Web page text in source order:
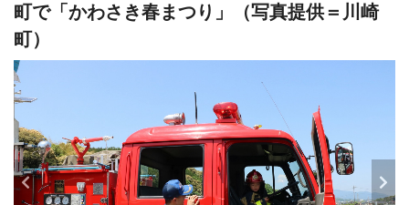
町で「かわさき春まつり」（写真提供＝川崎
町）